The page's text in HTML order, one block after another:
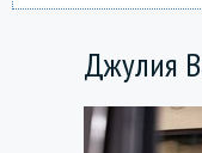
Джулия